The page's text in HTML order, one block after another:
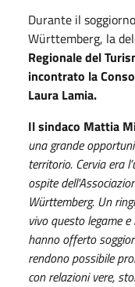
Durante il
Württemberg, la
Regionale del
incontrato la
Laura Lamia.
Il sindaco Mattia
una grande
territorio. Cervia era
ospite
Württemberg. Un
vivo questo legame
hanno offerto
rendono possibile
con relazioni vere,